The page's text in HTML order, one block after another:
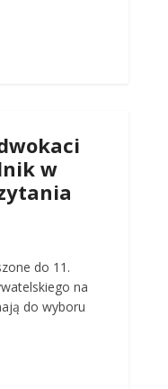
w
do 11.
na
do wyboru